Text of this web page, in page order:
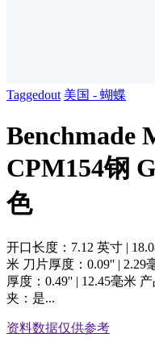
Taggedout 美国 - 蝴蝶
Benchmade
CPM154钢
色
开口长度：7.12 英寸 |
米 刀片厚度：0.09'' | 2.29
厚度：0.49'' | 12.45毫米
夹：是...
资料数据仅供参考